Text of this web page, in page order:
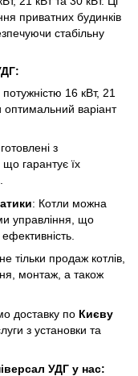
приватних будинків
стабільну
16 кВт, 21
оптимальний варіант
з
гарантує їх
: Котли можна
управління, що
тільки продаж котлів,
монтаж, а також
доставку по Києву
з установки та
УДГ у нас: